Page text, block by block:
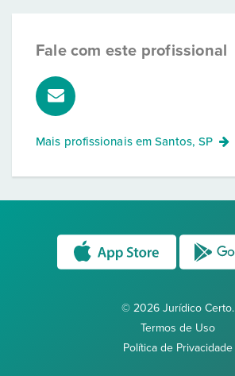
Fale com este profissional
Mais profissionais emSantos, SP
© 2026 Jurídico Certo.
Termos de Uso
Política de Privacidade